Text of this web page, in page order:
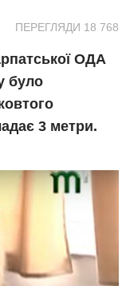
ПЕРЕГЛЯДИ 18 768
ОДА
було
3 метри.